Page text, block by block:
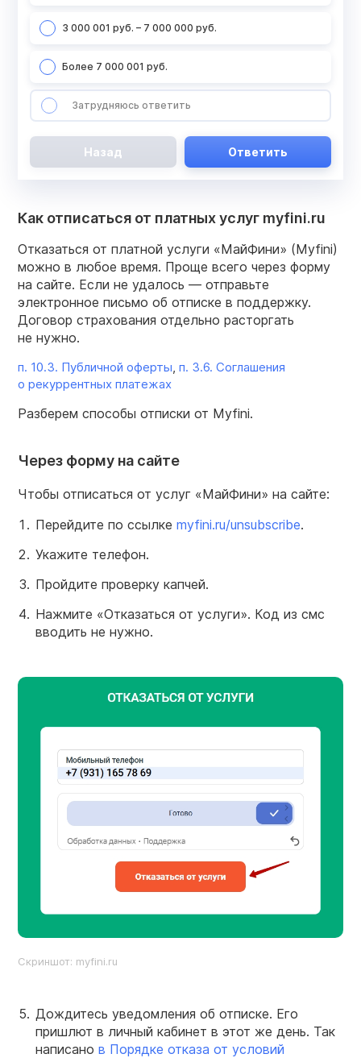
3 000 001 руб. – 7 000 000 руб.
Более 7 000 001 руб.
Затрудняюсь ответить
Назад Ответить
Как отписаться от платных услуг myfini.ru
Отказаться от платной услуги «МайФини» (Myfini)
можно в любое время. Проще всего через форму
на сайте. Если не удалось — отправьте
электронное письмо об отписке в поддержку.
Договор страхования отдельно расторгать
не нужно.
п. 10.3. Публичной оферты, п. 3.6. Соглашения
о рекуррентных платежах
Разберем способы отписки от Myfini.
Через форму на сайте
Чтобы отписаться от услуг «МайФини» на сайте:
Перейдите по ссылке myfini.ru/unsubscribe.
Укажите телефон.
Пройдите проверку капчей.
Нажмите «Отказаться от услуги». Код из смс
вводить не нужно.
Скриншот: myfini.ru
Дождитесь уведомления об отписке. Его
пришлют в личный кабинет в этот же день. Так
написано в Порядке отказа от условий